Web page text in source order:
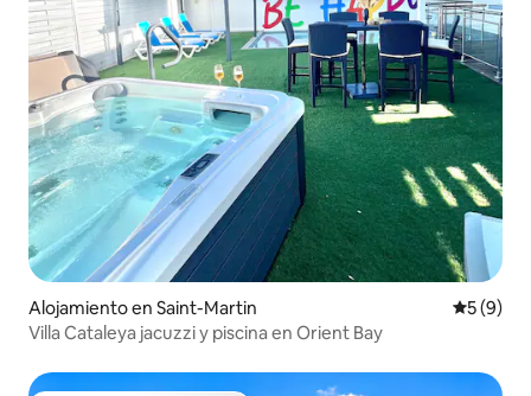
Alojamiento en Saint-Martin
5 (9)
Villa Cataleya jacuzzi y piscina en Orient Bay